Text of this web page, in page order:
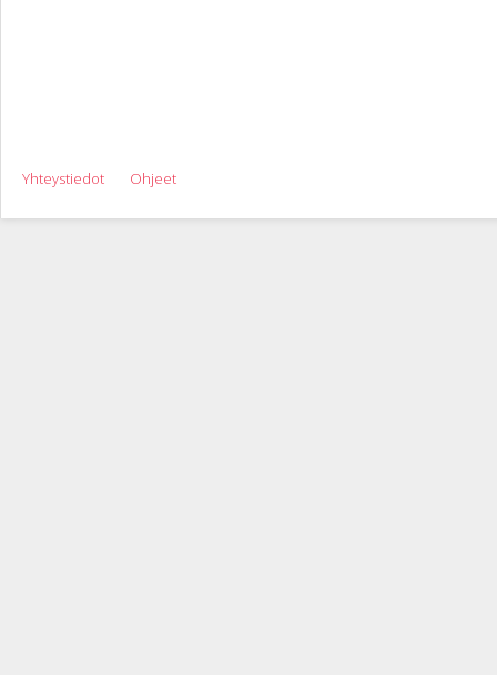
Yhteystiedot Ohjeet